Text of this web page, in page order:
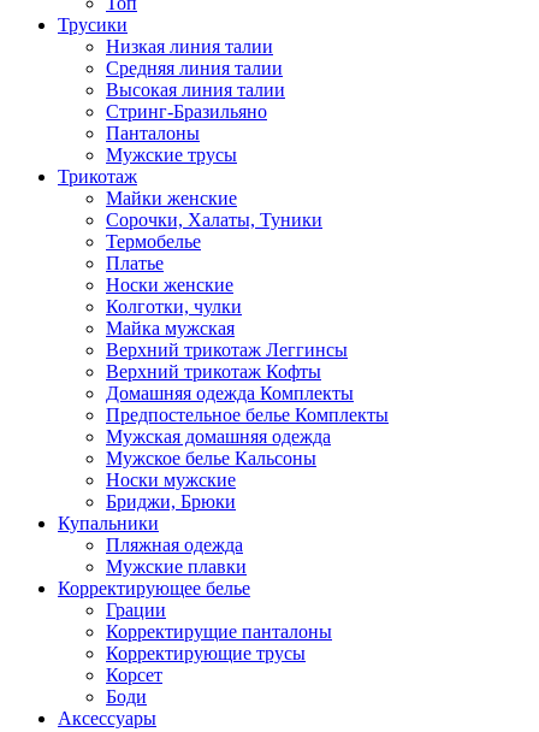
Трусики
Низкая линия талии
Средняя линия талии
Высокая линия талии
Стринг-Бразильяно
Панталоны
Мужские трусы
Трикотаж
Майки женские
Сорочки, Халаты, Туники
Термобелье
Платье
Носки женские
Колготки, чулки
Майка мужская
Верхний трикотаж Леггинсы
Верхний трикотаж Кофты
Домашняя одежда Комплекты
Предпостельное белье Комплекты
Мужская домашняя одежда
Мужское белье Кальсоны
Носки мужские
Бриджи, Брюки
Купальники
Пляжная одежда
Мужские плавки
Корректирующее белье
Грации
Корректирущие панталоны
Корректирующие трусы
Корсет
Боди
Аксессуары